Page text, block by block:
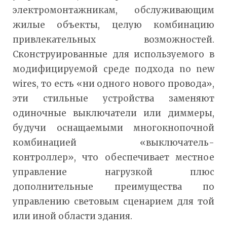
электромонтажникам, обслуживающим
жилые объекты, целую комбинацию
привлекательных возможностей.
Сконструированные для используемого в
модифицируемой среде подхода no new
wires, то есть «ни одного нового провода»,
эти стильные устройства заменяют
одиночные выключатели или диммеры,
будучи оснащаемыми многокнопочной
комбинацией «выключатель-
контроллер», что обеспечивает местное
управление нагрузкой плюс
дополнительные преимущества по
управлению световым сценарием для той
или иной области здания.